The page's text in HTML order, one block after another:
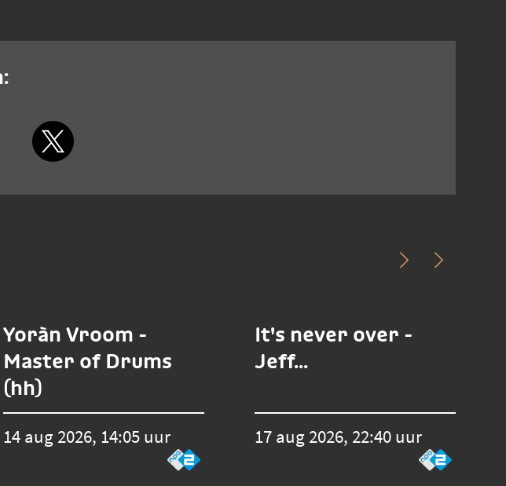
Yoràn Vroom -
Master of Drums
(hh)
14 aug 2026, 14:05 uur
It's never over -
Jeff...
17 aug 2026, 22:40 uur